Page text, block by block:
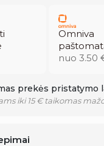
Omniva
nuo 3.50
prekės pristatymo
iki 15 € taikomas